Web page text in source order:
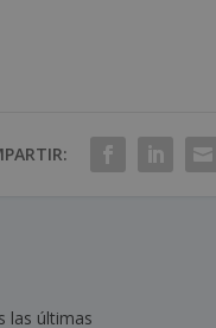
las últimas